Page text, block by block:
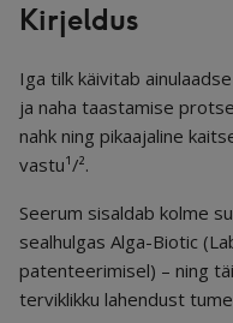
Kirjeldus
Iga tilk käivitab
ja naha taastamise
nahk ning pikaajaline
vastu¹/².
Seerum sisaldab kolme
sealhulgas Alga-Biotic
patenteerimisel) – ning
terviklikku lahendust